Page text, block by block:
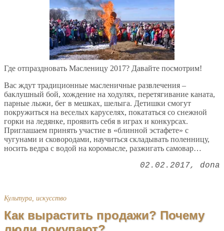
Где отпраздновать Масленицу 2017? Давайте посмотрим!
Вас ждут традиционные масленичные развлечения –
баклушный бой, хождение на ходулях, перетягивание каната,
парные лыжи, бег в мешках, шелыга. Детишки смогут
покружиться на веселых каруселях, покататься со снежной
горки на ледянке, проявить себя в играх и конкурсах.
Приглашаем принять участие в «блинной эстафете» с
чугунами и сковородами, научиться складывать поленницу,
носить ведра с водой на коромысле, разжигать самовар…
02.02.2017 dona
Культура, искусство
Как вырастить продажи? Почему